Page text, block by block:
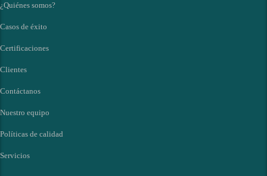
¿Quiénes somos?
Casos de éxito
Certificaciones
Clientes
Contáctanos
Nuestro equipo
Políticas de calidad
Servicios